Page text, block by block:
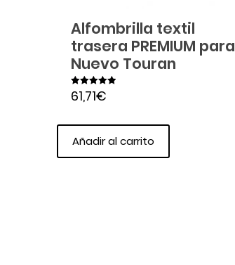
Alfombrilla textil
trasera PREMIUM para
Nuevo Touran
Valorado en
5.00
61,71€
Añadir al carrito